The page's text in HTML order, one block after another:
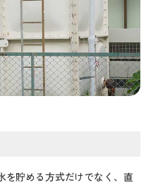
を貯める方式だけでなく、直